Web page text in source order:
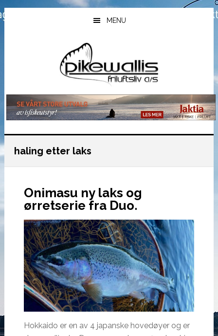
Hopp
til
Hopp
til
Hopp
til
MENU
haling etter laks
Onimasu ny laks og
ørretserie fra Duo.
Hokkaido er en av 4 japanske hovedøyer og er